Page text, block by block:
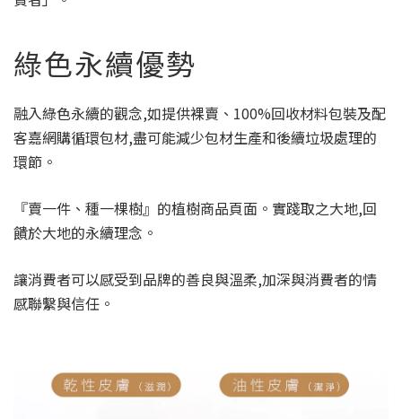
綠色永續優勢
融入綠色永續的觀念,如提供裸賣、100%回收材料包裝及配
客嘉網購循環包材,盡可能減少包材生產和後續垃圾處理的
環節。
『賣一件、種一棵樹』的植樹商品頁面。實踐取之大地,回
饋於大地的永續理念。
讓消費者可以感受到品牌的善良與溫柔,加深與消費者的情
感聯繫與信任。